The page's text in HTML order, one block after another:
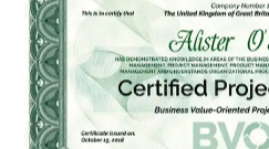
wyłącznie na Scrumie,
nacisk na perspektywę
przepływu wartości od
Oznacza to, że osoba
nie ogranicza się do roli